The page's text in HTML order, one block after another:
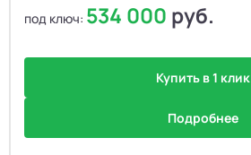
под ключ: 534 000 руб.
Купить в 1 клик
Подробнее